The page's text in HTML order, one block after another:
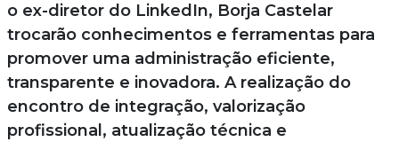
o ex-diretor do LinkedIn, Borja Castelar
trocarão conhecimentos e ferramentas para
promover uma administração eficiente,
transparente e inovadora. A realização do
encontro de integração, valorização
profissional, atualização técnica e